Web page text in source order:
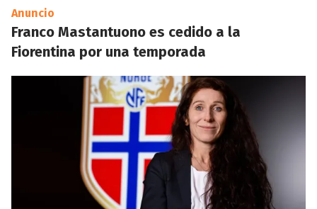
Anuncio
Franco Mastantuono es cedido a la
Fiorentina por una temporada